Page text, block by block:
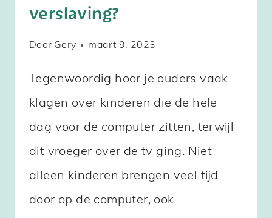
verslaving?
Door Gery maart 9, 2023
Tegenwoordig hoor je ouders vaak
klagen over kinderen die de hele
dag voor de computer zitten, terwijl
dit vroeger over de tv ging. Niet
alleen kinderen brengen veel tijd
door op de computer, ook